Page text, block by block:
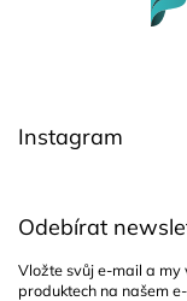
Instagram
Odebírat
Vložte svůj e-mail a
produktech na našem